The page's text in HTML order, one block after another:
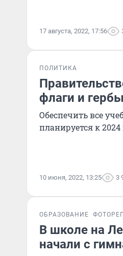
17 августа, 2022, 17:56
ПОЛИТИКА
флаги и
Обеспечить все
планируется к 2024
10 июня, 2022, 13:25 3
ОБРАЗОВАНИЕ
В школе на
начали с